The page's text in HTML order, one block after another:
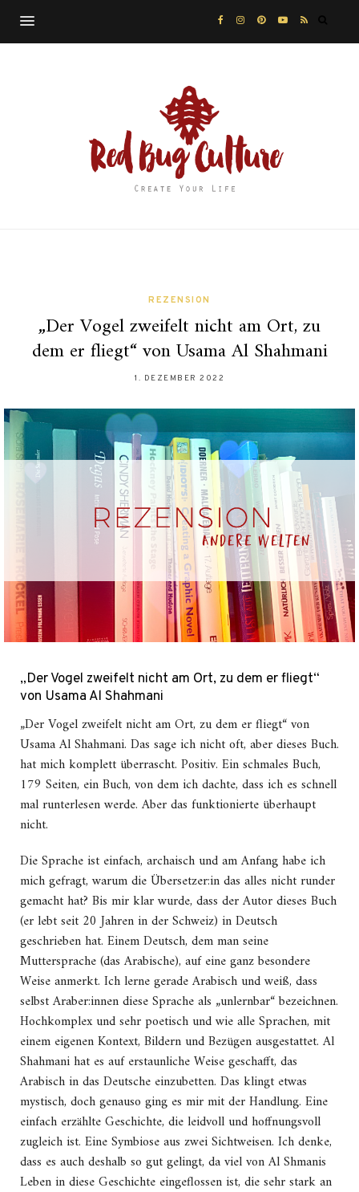
REZENSION
„Der Vogel zweifelt nicht am Ort, zu
dem er fliegt“ von Usama Al Shahmani
1. DEZEMBER 2022
„Der Vogel zweifelt nicht am Ort, zu dem er fliegt“
von Usama Al Shahmani
„Der Vogel zweifelt nicht am Ort, zu dem er fliegt“ von
Usama Al Shahmani. Das sage ich nicht oft, aber dieses Buch.
hat mich komplett überrascht. Positiv. Ein schmales Buch,
179 Seiten, ein Buch, von dem ich dachte, dass ich es schnell
mal runterlesen werde. Aber das funktionierte überhaupt
nicht.
Die Sprache ist einfach, archaisch und am Anfang habe ich
mich gefragt, warum die Übersetzer:in das alles nicht runder
gemacht hat? Bis mir klar wurde, dass der Autor dieses Buch
(er lebt seit 20 Jahren in der Schweiz) in Deutsch
geschrieben hat. Einem Deutsch, dem man seine
Muttersprache (das Arabische), auf eine ganz besondere
Weise anmerkt. Ich lerne gerade Arabisch und weiß, dass
selbst Araber:innen diese Sprache als „unlernbar“ bezeichnen.
Hochkomplex und sehr poetisch und wie alle Sprachen, mit
einem eigenen Kontext, Bildern und Bezügen ausgestattet. Al
Shahmani hat es auf erstaunliche Weise geschafft, das
Arabisch in das Deutsche einzubetten. Das klingt etwas
mystisch, doch genauso ging es mir mit der Handlung. Eine
einfach erzählte Geschichte, die leidvoll und hoffnungsvoll
zugleich ist. Eine Symbiose aus zwei Sichtweisen. Ich denke,
dass es auch deshalb so gut gelingt, da viel von Al Shmanis
Leben in diese Geschichte eingeflossen ist, die sehr stark an